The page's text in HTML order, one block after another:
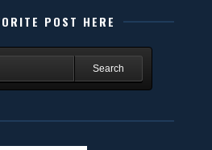
POST HERE
Search